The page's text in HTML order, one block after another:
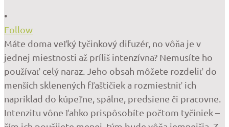
•
Follow
Máte doma veľký tyčinkový difuzér, no vôňa je v
jednej miestnosti až príliš intenzívna? Nemusíte ho
používať celý naraz. Jeho obsah môžete rozdeliť do
menších sklenených fľaštičiek a rozmiestniť ich
napríklad do kúpeľne, spálne, predsiene či pracovne.
Intenzitu vône ľahko prispôsobíte počtom tyčiniek –